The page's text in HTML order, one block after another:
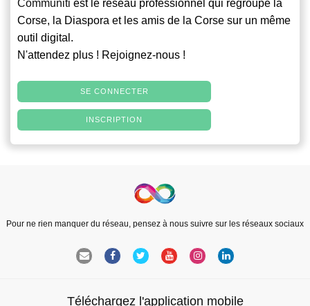
Communiti est le réseau professionnel qui regroupe la
Corse, la Diaspora et les amis de la Corse sur un même
outil digital.
N'attendez plus ! Rejoignez-nous !
SE CONNECTER
INSCRIPTION
Pour ne rien manquer du réseau, pensez à nous suivre sur les réseaux sociaux
Téléchargez l'application mobile